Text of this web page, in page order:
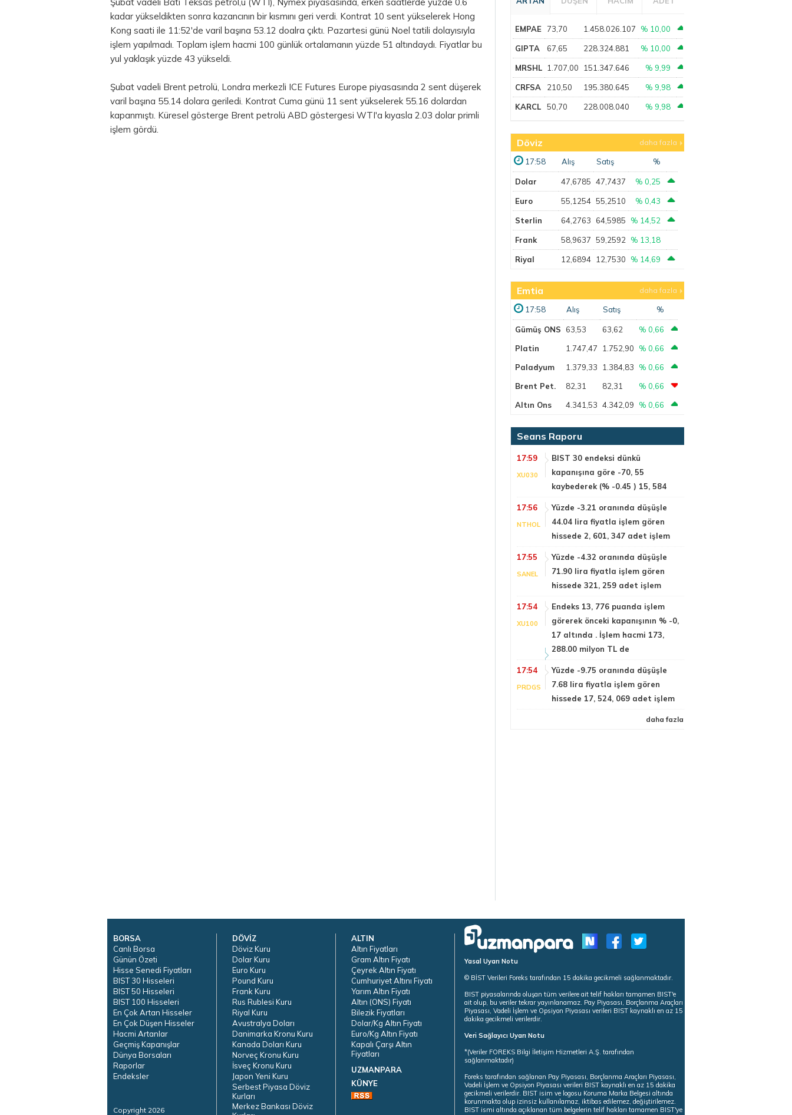
kadar yükseldikten sonra kazancının bir kısmını geri verdi. Kontrat 10 sent yükselerek Hong
Kong saati ile 11:52'de varil başına 53.12 doalra çıktı. Pazartesi günü Noel tatili dolayısıyla
işlem yapılmadı. Toplam işlem hacmi 100 günlük ortalamanın yüzde 51 altındaydı. Fiyatlar bu
yul yaklaşık yüzde 43 yükseldi.
Şubat vadeli Brent petrolü, Londra merkezli ICE Futures Europe piyasasında 2 sent düşerek
varil başına 55.14 dolara geriledi. Kontrat Cuma günü 11 sent yükselerek 55.16 dolardan
kapanmıştı. Küresel gösterge Brent petrolü ABD göstergesi WTI'a kıyasla 2.03 dolar primli
işlem gördü.
EMPAE 73,70 1.458.026.107 % 10,00
GIPTA 67,65 228.324.881 % 10,00
MRSHL 1.707,00 151.347.646 % 9,99
CRFSA 210,50 195.380.645 % 9,98
KARCL 50,70 228.008.040 % 9,98
Döviz daha fazla
17:58 Alış Satış %
Dolar 47,6785 47,7437 % 0,25
Euro 55,1254 55,2510 % 0,43
Sterlin 64,2763 64,5985 % 14,52
Frank 58,9637 59,2592 % 13,18
Riyal 12,6894 12,7530 % 14,69
Emtia daha fazla
17:58 Alış Satış %
Gümüş ONS 63,53 63,62
% 0,66
Platin
1.747,47 1.752,90
% 0,66
Paladyum
1.379,33 1.384,83
% 0,66
Brent Pet.
82,31 82,31
% 0,66
Altın Ons
4.341,53 4.342,09 % 0,66
Seans Raporu
17:59
XU030
BIST 30 endeksi dünkü
kapanışına göre -70, 55
kaybederek (% -0.45 ) 15, 584
17:56
NTHOL
Yüzde -3.21 oranında düşüşle
44.04 lira fiyatla işlem gören
hissede 2, 601, 347 adet işlem
17:55
SANEL
Yüzde -4.32 oranında düşüşle
71.90 lira fiyatla işlem gören
hissede 321, 259 adet işlem
17:54
XU100
Endeks 13, 776 puanda işlem
görerek önceki kapanışının % -0,
17 altında . İşlem hacmi 173,
288.00 milyon TL de
17:54
PRDGS
Yüzde -9.75 oranında düşüşle
7.68 lira fiyatla işlem gören
hissede 17, 524, 069 adet işlem
daha fazla
BORSA
Canlı Borsa
Günün Özeti
Hisse Senedi Fiyatları
BIST 30 Hisseleri
BIST 50 Hisseleri
BIST 100 Hisseleri
En Çok Artan Hisseler
En Çok Düşen Hisseler
Hacmi Artanlar
Geçmiş Kapanışlar
Dünya Borsaları
Raporlar
Endeksler
Copyright 2026
DÖVİZ
Döviz Kuru
Dolar Kuru
Euro Kuru
Pound Kuru
Frank Kuru
Rus Rublesi Kuru
Riyal Kuru
Avustralya Doları
Danimarka Kronu Kuru
Kanada Doları Kuru
Norveç Kronu Kuru
İsveç Kronu Kuru
Japon Yeni Kuru
Serbest Piyasa Döviz
Kurları
Merkez Bankası Döviz
ALTIN
Altın Fiyatları
Gram Altın Fiyatı
Çeyrek Altın Fiyatı
Cumhuriyet Altını Fiyatı
Yarım Altın Fiyatı
Altın (ONS) Fiyatı
Bilezik Fiyatları
Dolar/Kg Altın Fiyatı
Euro/Kg Altın Fiyatı
Kapalı Çarşı Altın
Fiyatları
UZMANPARA
KÜNYE
Yasal Uyarı Notu
© BİST Verileri Foreks tarafından 15 dakika gecikmeli sağlanmaktadır.
BIST piyasalarında oluşan tüm verilere ait telif hakları tamamen BIST'e
ait olup, bu veriler tekrar yayınlanamaz. Pay Piyasası, Borçlanma Araçları
Piyasası, Vadeli İşlem ve Opsiyon Piyasası verileri BIST kaynaklı en az 15
dakika gecikmeli verilerdir.
Veri Sağlayıcı Uyarı Notu
*(Veriler FOREKS Bilgi İletişim Hizmetleri A.Ş. tarafından
sağlanmaktadır)
Foreks tarafından sağlanan Pay Piyasası, Borçlanma Araçları Piyasası,
Vadeli İşlem ve Opsiyon Piyasası verileri BIST kaynaklı en az 15 dakika
gecikmeli verilerdir. BIST isim ve logosu Koruma Marka Belgesi altında
korunmakta olup izinsiz kullanılamaz, iktibas edilemez, değiştirilemez.
BIST ismi altında açıklanan tüm belgelerin telif hakları tamamen BIST'ye